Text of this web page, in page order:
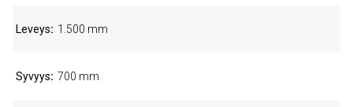
Leveys 1.500 mm
Syvyys 700 mm